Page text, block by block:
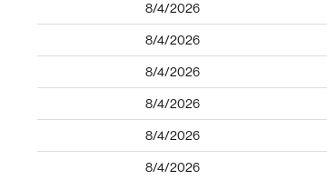
8/4/2026
8/4/2026
8/4/2026
8/4/2026
8/4/2026
8/4/2026